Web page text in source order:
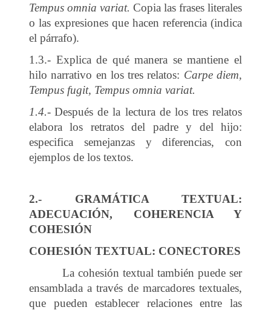
Tempus omnia variat. Copia las frases literales
o las expresiones que hacen referencia (indica
el párrafo).
1.3.- Explica de qué manera se mantiene el
hilo narrativo en los tres relatos: Carpe diem,
Tempus fugit, Tempus omnia variat.
1.4.- Después de la lectura de los tres relatos
elabora los retratos del padre y del hijo:
especifica semejanzas y diferencias, con
ejemplos de los textos.
2.- GRAMÁTICA TEXTUAL:
ADECUACIÓN, COHERENCIA Y
COHESIÓN
COHESIÓN TEXTUAL: CONECTORES
La cohesión textual también puede ser
ensamblada a través de marcadores textuales,
que pueden establecer relaciones entre las